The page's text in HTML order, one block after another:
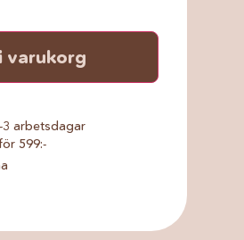
äkta fin nötsmak
varukorg
3 arbetsdagar
599:-